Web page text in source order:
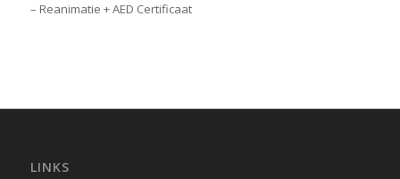
– Reanimatie + AED Certificaat
LINKS